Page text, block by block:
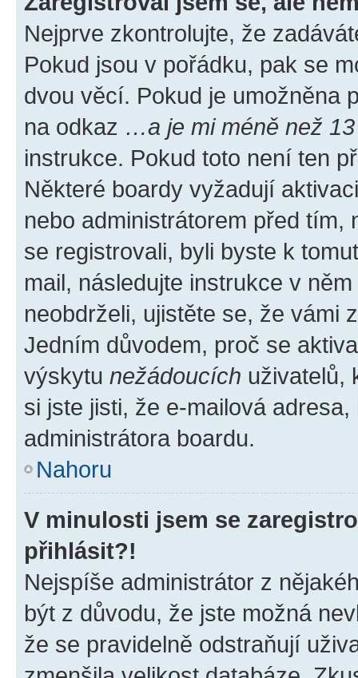
Nejprve zkontrolujte, že
Pokud jsou v pořádku, pak se
dvou věcí. Pokud je umožněna
na odkaz …a je mi méně než
instrukce. Pokud toto není ten
Některé boardy vyžadují
nebo administrátorem před tím,
se registrovali, byli byste k
mail, následujte instrukce v
neobdrželi, ujistěte se, že vámi
Jedním důvodem, proč se
výskytu nežádoucích uživatelů,
si jste jisti, že e-mailová
administrátora boardu.
Nahoru
V minulosti jsem se
přihlásit?!
Nejspíše administrátor z
být z důvodu, že jste možná
že se pravidelně odstraňují